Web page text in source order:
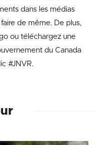
dans les médias
de même. De plus,
ou téléchargez une
du Canada
#JNVR.